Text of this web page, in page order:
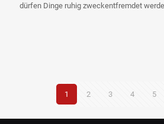
dürfen Dinge ruhig zweckentfremdet
1 2 3 4 5